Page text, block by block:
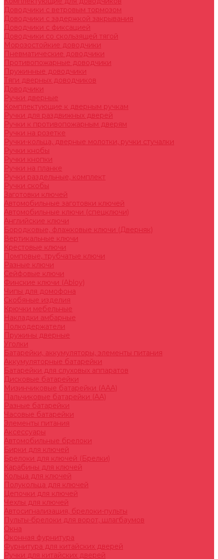
Доводчики с ветровым тормозом
Доводчики с задержкой закрывания
Доводчики с фиксацией
Доводчики со скользящей тягой
Морозостойкие доводчики
Пневматические доводчики
Противопожарные доводчики
Пружинные доводчики
Тяги дверных доводчиков
Доводчики
Ручки дверные
Комплектующие к дверным ручкам
Ручки для раздвижных дверей
Ручки к противопожарным дверям
Ручки на розетке
Ручки-кольца, дверные молотки, ручки стучалки
Ручки кнобы
Ручки кнопки
Ручки на планке
Ручки раздельные, комплект
Ручки скобы
Заготовки ключей
Автомобильные заготовки ключей
Автомобильные ключи (спецключи)
Английские ключи
Бородковые, флажковые ключи (Дверняк)
Вертикальные ключи
Крестовые ключи
Помповые, трубчатые ключи
Разные ключи
Сейфовые ключи
Финские ключи (Abloy)
Чипы для домофона
Скобяные изделия
Крючки мебельные
Накладки амбарные
Полкодержатели
Пружины дверные
Уголки
Батарейки, аккумуляторы, элементы питания
Аккумуляторные батарейки
Батарейки для слуховых аппаратов
Дисковые батарейки
Мизинчиковые батарейки (AAA)
Пальчиковые батарейки (AA)
Разные батарейки
Часовые батарейки
Элементы питания
Аксессуары
Автомобильные брелоки
Бирки для ключей
Брелоки для ключей (Брелки)
Карабины для ключей
Кольца для ключей
Полукольца для ключей
Цепочки для ключей
Чехлы для ключей
Автосигнализация, брелоки-пульты
Пульты-брелоки для ворот, шлагбаумов
Окна
Оконная фурнитура
Фурнитура для китайских дверей
Ручки для китайских дверей